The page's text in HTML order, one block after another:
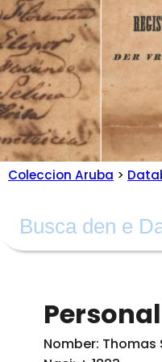
Coleccion Aruba >
Nomber: Thomas